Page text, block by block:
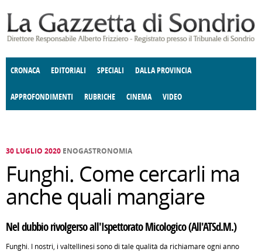
CRONACA EDITORIALI SPECIALI DALLA PROVINCIA
APPROFONDIMENTI
E SPETTACOLI POLITICA
RUBRICHE
DELLE IDEE FATTI DELLO SPIRITO CCCVA
CINEMA VIDEO
30 LUGLIO 2020 ENOGASTRONOMIA
Funghi. Come cercarli ma
anche quali mangiare
Nel dubbio rivolgerso all'Ispettorato Micologico (All'ATSd.M.)
Funghi. I nostri, i valtellinesi sono di tale qualità da richiamare ogni anno